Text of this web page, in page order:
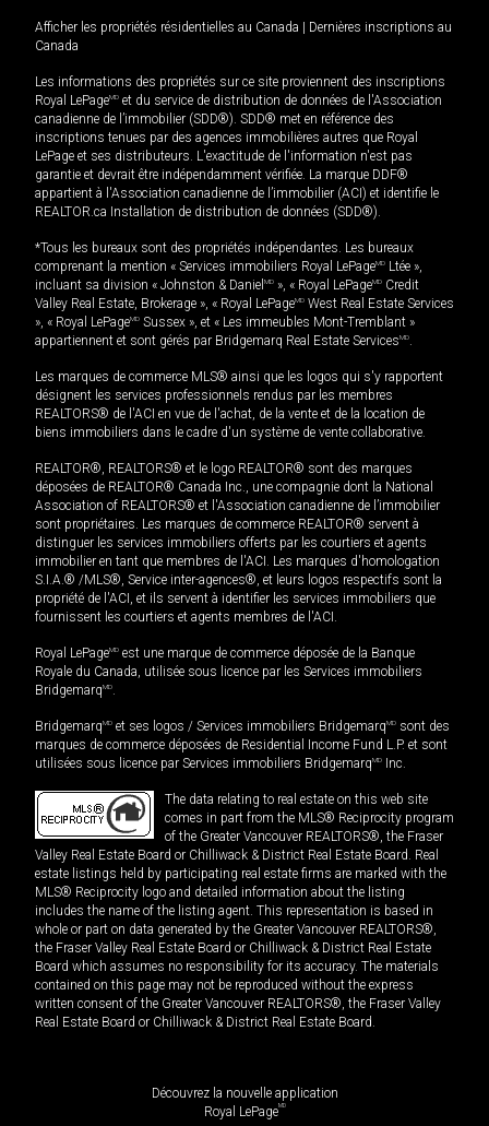
Afficher les propriétés résidentielles au Canada | Dernières inscriptions au
Canada
Les informations des propriétés sur ce site proviennent des inscriptions
Royal LePageMD et du service de distribution de données de l'Association
canadienne de l’immobilier (SDD®). SDD® met en référence des
inscriptions tenues par des agences immobilières autres que Royal
LePage et ses distributeurs. L'exactitude de l'information n'est pas
garantie et devrait être indépendamment vérifiée. La marque DDF®
appartient à l'Association canadienne de l’immobilier (ACI) et identifie le
REALTOR.ca Installation de distribution de données (SDD®).
*Tous les bureaux sont des propriétés indépendantes. Les bureaux
comprenant la mention « Services immobiliers Royal LePageMD Ltée »,
incluant sa division « Johnston & Daniel MD », « Royal LePageMD Credit
Valley Real Estate, Brokerage », « Royal LePageMD West Real Estate Services
», « Royal LePageMD Sussex », et « Les immeubles Mont-Tremblant »
appartiennent et sont gérés par Bridgemarq Real Estate ServicesMD.
Les marques de commerce MLS® ainsi que les logos qui s'y rapportent
désignent les services professionnels rendus par les membres
REALTORS® de l'ACI en vue de l'achat, de la vente et de la location de
biens immobiliers dans le cadre d'un système de vente collaborative.
REALTOR®, REALTORS® et le logo REALTOR® sont des marques
déposées de REALTOR® Canada Inc., une compagnie dont la National
Association of REALTORS® et l'Association canadienne de l’immobilier
sont propriétaires. Les marques de commerce REALTOR® servent à
distinguer les services immobiliers offerts par les courtiers et agents
immobilier en tant que membres de l'ACI. Les marques d'homologation
S.I.A.® /MLS®, Service inter-agences®, et leurs logos respectifs sont la
propriété de l'ACI, et ils servent à identifier les services immobiliers que
fournissent les courtiers et agents membres de l'ACI.
Royal LePageMD est une marque de commerce déposée de la Banque
Royale du Canada, utilisée sous licence par les Services immobiliers
BridgemarqMD.
BridgemarqMD et ses logos / Services immobiliers BridgemarqMD sont des
marques de commerce déposées de Residential Income Fund L.P. et sont
utilisées sous licence par Services immobiliers BridgemarqMD Inc.
The data relating to real estate on this web site
comes in part from the MLS® Reciprocity program
of the Greater Vancouver REALTORS®, the Fraser
Valley Real Estate Board or Chilliwack & District Real Estate Board. Real
estate listings held by participating real estate firms are marked with the
MLS® Reciprocity logo and detailed information about the listing
includes the name of the listing agent. This representation is based in
whole or part on data generated by the Greater Vancouver REALTORS®,
the Fraser Valley Real Estate Board or Chilliwack & District Real Estate
Board which assumes no responsibility for its accuracy. The materials
contained on this page may not be reproduced without the express
written consent of the Greater Vancouver REALTORS®, the Fraser Valley
Real Estate Board or Chilliwack & District Real Estate Board.
Découvrez la nouvelle application
Royal LePageMD